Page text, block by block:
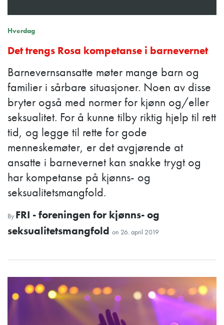
Hverdag
Det trengs Rosa kompetanse i barnevernet
Barnevernsansatte møter mange barn og
familier i sårbare situasjoner. Noen av disse
bryter også med normer for kjønn og/eller
seksualitet. For å kunne tilby riktig hjelp til rett
tid, og legge til rette for gode
menneskemøter, er det avgjørende at
ansatte i barnevernet kan snakke trygt og
har kompetanse på kjønns- og
seksualitetsmangfold.
By FRI - foreningen for kjønns- og
seksualitetsmangfold on 26. april 2019